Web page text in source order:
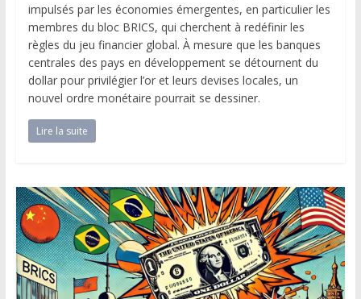
impulsés par les économies émergentes, en particulier les
membres du bloc BRICS, qui cherchent à redéfinir les
règles du jeu financier global. À mesure que les banques
centrales des pays en développement se détournent du
dollar pour privilégier l’or et leurs devises locales, un
nouvel ordre monétaire pourrait se dessiner.
Lire la suite